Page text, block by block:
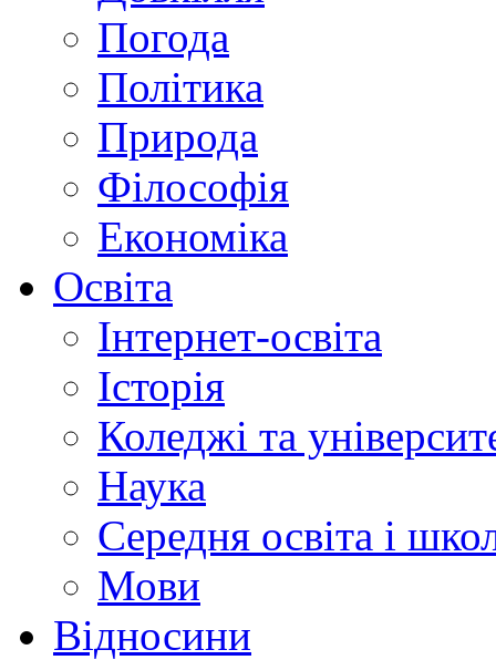
Погода
Політика
Природа
Філософія
Економіка
Освіта
Інтернет-освіта
Історія
Коледжі та
Наука
Середня освіта і
Мови
Відносини